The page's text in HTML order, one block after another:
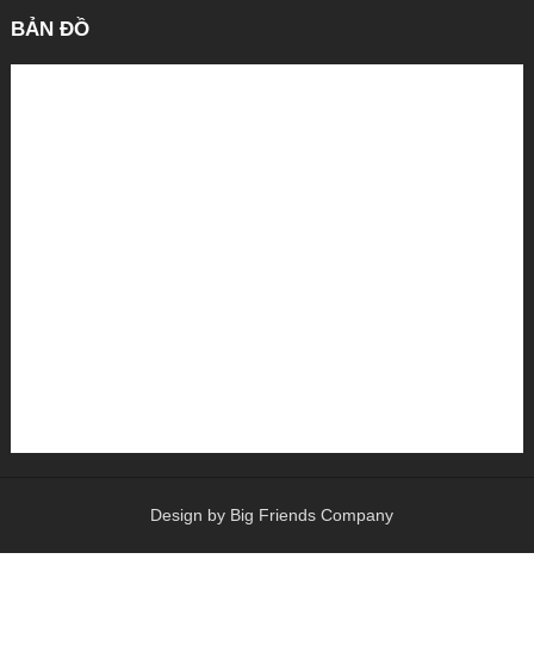
BẢN ĐỒ
Design by Big Friends Company